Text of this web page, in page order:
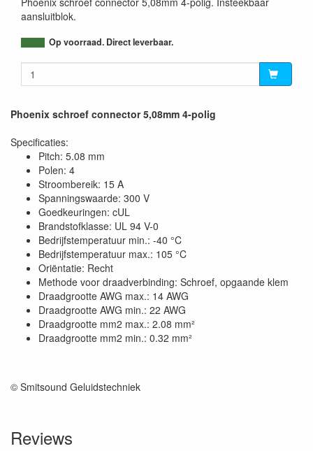
aansluitblok.
Op voorraad. Direct leverbaar.
Phoenix schroef connector 5,08mm 4-polig
Specificaties:
Pitch: 5.08 mm
Polen: 4
Stroombereik: 15 A
Spanningswaarde: 300 V
Goedkeuringen: cUL
Brandstofklasse: UL 94 V-0
Bedrijfstemperatuur min.: -40 °C
Bedrijfstemperatuur max.: 105 °C
Oriëntatie: Recht
Methode voor draadverbinding: Schroef, opgaande klem
Draadgrootte AWG max.: 14 AWG
Draadgrootte AWG min.: 22 AWG
Draadgrootte mm2 max.: 2.08 mm²
Draadgrootte mm2 min.: 0.32 mm²
© Smitsound Geluidstechniek
Reviews